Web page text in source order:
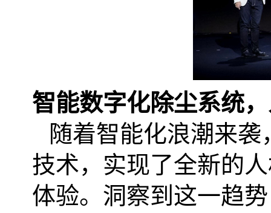
智能数字化除尘系统
随着智能化浪潮来
技术，实现了全新的
体验。洞察到这一趋